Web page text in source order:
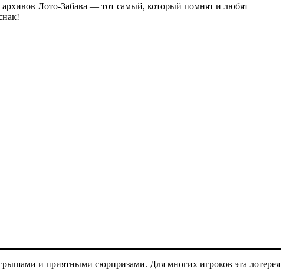
Лото-Забава — тот самый, который помнят и любят
и приятными сюрпризами. Для многих игроков эта лотерея